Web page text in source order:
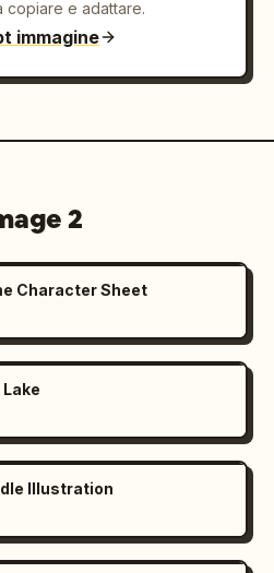
copiare e adattare.
immagine
2
Character Sheet
Illustration